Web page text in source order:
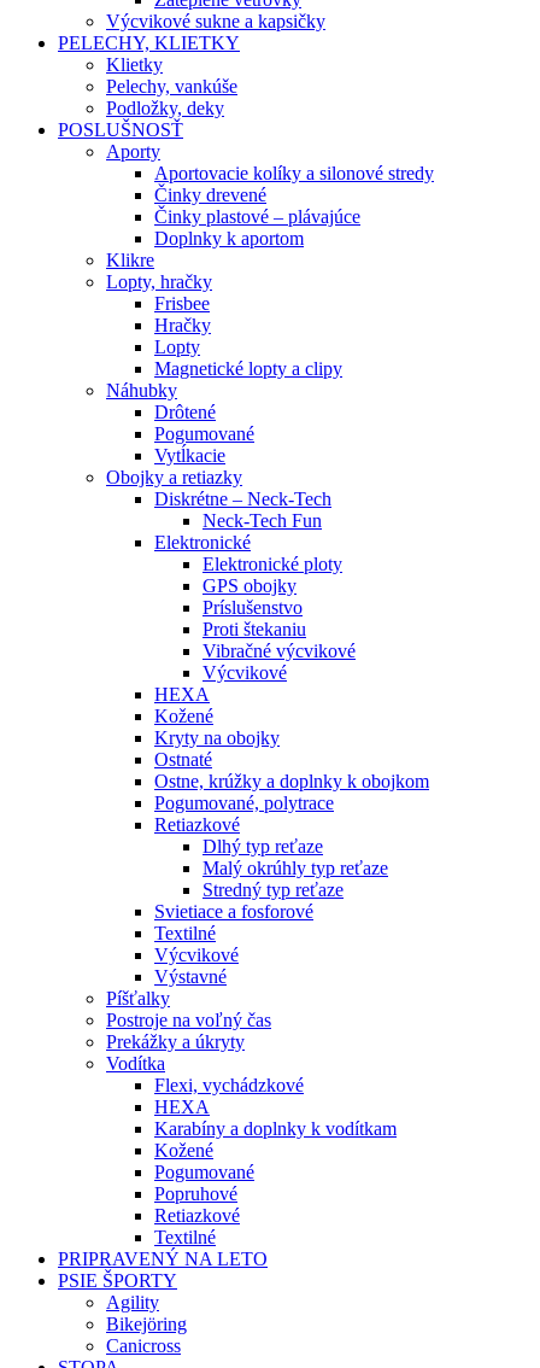
Výcvikové sukne a kapsičky
PELECHY, KLIETKY
Klietky
Pelechy, vankúše
Podložky, deky
POSLUŠNOSŤ
Aporty
Aportovacie kolíky a silonové stredy
Činky drevené
Činky plastové – plávajúce
Doplnky k aportom
Klikre
Lopty, hračky
Frisbee
Hračky
Lopty
Magnetické lopty a clipy
Náhubky
Drôtené
Pogumované
Vytĺkacie
Obojky a retiazky
Diskrétne – Neck-Tech
Neck-Tech Fun
Elektronické
Elektronické ploty
GPS obojky
Príslušenstvo
Proti štekaniu
Vibračné výcvikové
Výcvikové
HEXA
Kožené
Kryty na obojky
Ostnaté
Ostne, krúžky a doplnky k obojkom
Pogumované, polytrace
Retiazkové
Dlhý typ reťaze
Malý okrúhly typ reťaze
Stredný typ reťaze
Svietiace a fosforové
Textilné
Výcvikové
Výstavné
Píšťalky
Postroje na voľný čas
Prekážky a úkryty
Vodítka
Flexi, vychádzkové
HEXA
Karabíny a doplnky k vodítkam
Kožené
Pogumované
Popruhové
Retiazkové
Textilné
PRIPRAVENÝ NA LETO
PSIE ŠPORTY
Agility
Bikejöring
Canicross